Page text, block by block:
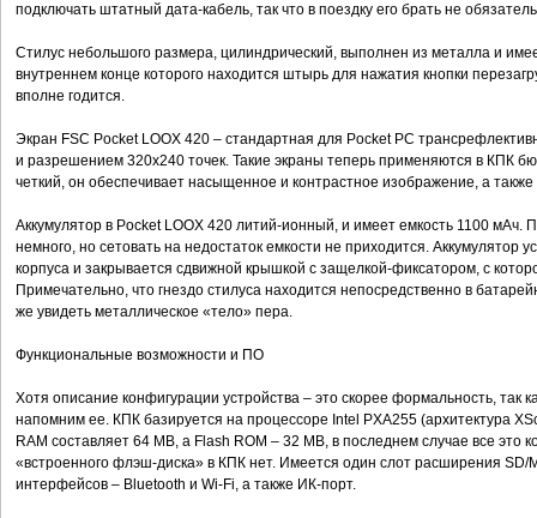
подключать штатный дата-кабель, так что в поездку его брать не
Стилус небольшого размера, цилиндрический, выполнен из металла и
внутреннем конце которого находится штырь для нажатия кнопки
вполне годится.
Экран FSC Pocket LOOX 420 – стандартная для Pocket PC
и разрешением 320х240 точек. Такие экраны теперь применяются в КПК
четкий, он обеспечивает насыщенное и контрастное изображение, а
Аккумулятор в Pocket LOOX 420 литий-ионный, и имеет емкость 1100
немного, но сетовать на недостаток емкости не приходится. Аккумулятор
корпуса и закрывается сдвижной крышкой с защелкой-фиксатором, с
Примечательно, что гнездо стилуса находится непосредственно в
же увидеть металлическое «тело» пера.
Функциональные возможности и ПО
Хотя описание конфигурации устройства – это скорее формальность, так
напомним ее. КПК базируется на процессоре Intel PXA255 (архитектура
RAM составляет 64 MB, а Flash ROM – 32 MB, в последнем случае все это
«встроенного флэш-диска» в КПК нет. Имеется один слот расширения SD/
интерфейсов – Bluetooth и Wi-Fi, а также ИК-порт.